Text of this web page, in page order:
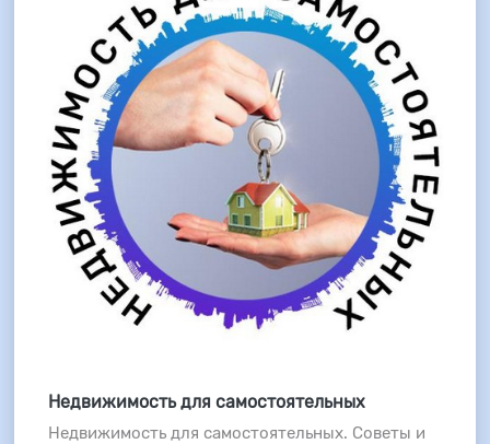
Недвижимость для самостоятельных
Недвижимость для самостоятельных. Советы и